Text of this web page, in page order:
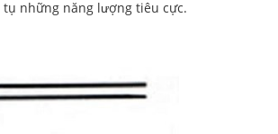
những năng lượng tiêu cực.